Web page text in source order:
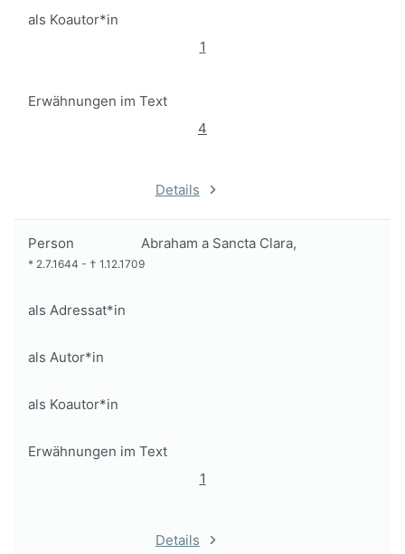
als Koautor*in
1
Erwähnungen im Text
4
Details
Person Abraham a Sancta Clara,
* 2.7.1644 - † 1.12.1709
als Adressat*in
als Autor*in
als Koautor*in
Erwähnungen im Text
1
Details